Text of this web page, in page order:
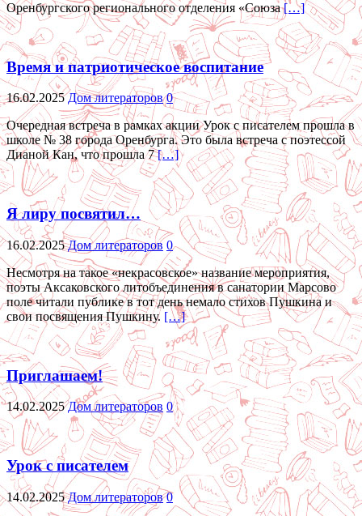
Оренбургского регионального отделения «Союза[…]
Время и патриотическое воспитание
16.02.2025 Дом литераторов 0
Очередная встреча в рамках акции Урок с писателем прошла в
школе № 38 города Оренбурга. Это была встреча с поэтессой
Дианой Кан, что прошла 7[…]
Я лиру посвятил…
16.02.2025 Дом литераторов 0
Несмотря на такое «некрасовское» название мероприятия,
поэты Аксаковского литобъединения в санатории Марсово
поле читали публике в тот день немало стихов Пушкина и
свои посвящения Пушкину. […]
Приглашаем!
14.02.2025 Дом литераторов 0
Урок с писателем
14.02.2025 Дом литераторов 0